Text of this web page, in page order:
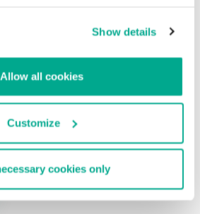
Show details
Allow all cookies
Customize
cookies only
Correo electrónico*